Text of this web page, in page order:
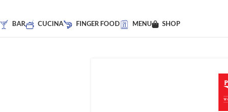
BAR CUCINA FINGER FOOD MENU SHOP